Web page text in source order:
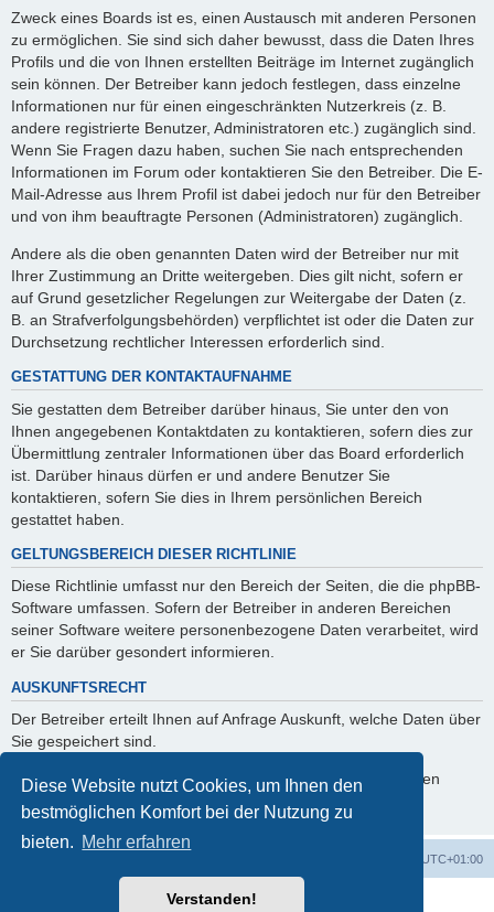
Diese Website nutzt Cookies, um Ihnen den
bestmöglichen Komfort bei der Nutzung zu
bieten. Mehr erfahren
Verstanden!
Zweck eines Boards ist es, einen Austausch mit anderen Personen
zu ermöglichen. Sie sind sich daher bewusst, dass die Daten Ihres
Profils und die von Ihnen erstellten Beiträge im Internet zugänglich
sein können. Der Betreiber kann jedoch festlegen, dass einzelne
Informationen nur für einen eingeschränkten Nutzerkreis (z. B.
andere registrierte Benutzer, Administratoren etc.) zugänglich sind.
Wenn Sie Fragen dazu haben, suchen Sie nach entsprechenden
Informationen im Forum oder kontaktieren Sie den Betreiber. Die E-
Mail-Adresse aus Ihrem Profil ist dabei jedoch nur für den Betreiber
und von ihm beauftragte Personen (Administratoren) zugänglich.
Andere als die oben genannten Daten wird der Betreiber nur mit
Ihrer Zustimmung an Dritte weitergeben. Dies gilt nicht, sofern er
auf Grund gesetzlicher Regelungen zur Weitergabe der Daten (z.
B. an Strafverfolgungsbehörden) verpflichtet ist oder die Daten zur
Durchsetzung rechtlicher Interessen erforderlich sind.
GESTATTUNG DER KONTAKTAUFNAHME
Sie gestatten dem Betreiber darüber hinaus, Sie unter den von
Ihnen angegebenen Kontaktdaten zu kontaktieren, sofern dies zur
Übermittlung zentraler Informationen über das Board erforderlich
ist. Darüber hinaus dürfen er und andere Benutzer Sie
kontaktieren, sofern Sie dies in Ihrem persönlichen Bereich
gestattet haben.
GELTUNGSBEREICH DIESER RICHTLINIE
Diese Richtlinie umfasst nur den Bereich der Seiten, die die phpBB-
Software umfassen. Sofern der Betreiber in anderen Bereichen
seiner Software weitere personenbezogene Daten verarbeitet, wird
er Sie darüber gesondert informieren.
AUSKUNFTSRECHT
Der Betreiber erteilt Ihnen auf Anfrage Auskunft, welche Daten über
Sie gespeichert sind.
Sie können jederzeit die Löschung bzw. Sperrung Ihrer Daten
verlangen. Kontaktieren Sie hierzu bitte den Betreiber.
UTC+01:00
Powered byphpBB® Forum Software © phpBB Limited